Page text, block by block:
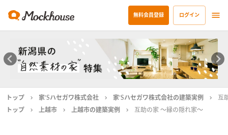
無料会員登録 ログイン
トップ 家’Sハセガワ株式会社 家’Sハセガワ株式会社の建築実例
互
トップ
上越市 上越市の建築実例 互助の家 ～縁の隠れ家～